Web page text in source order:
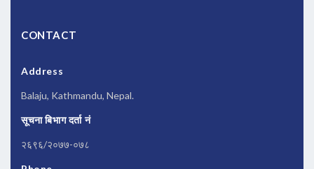
CONTACT
Address
Balaju, Kathmandu, Nepal.
सूचना बिभाग दर्ता नं
२६९६/२०७७-०७८